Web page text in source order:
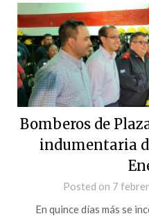
Bomberos de
indumentaria
Posted on 7
En quince días más se